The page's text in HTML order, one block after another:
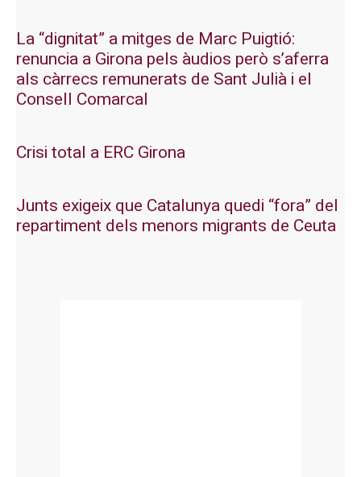
La “dignitat” a mitges de Marc Puigtió:
renuncia a Girona pels àudios però s’aferra
als càrrecs remunerats de Sant Julià i el
Consell Comarcal
Crisi total a ERC Girona
Junts exigeix que Catalunya quedi “fora” del
repartiment dels menors migrants de Ceuta